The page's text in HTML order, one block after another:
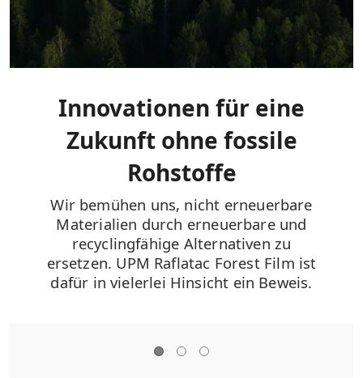
Innovationen für eine
Zukunft ohne fossile
Rohstoffe
Wir bemühen uns, nicht erneuerbare
Materialien durch erneuerbare und
recyclingfähige Alternativen zu
ersetzen. UPM Raflatac Forest Film ist
dafür in vielerlei Hinsicht ein Beweis.